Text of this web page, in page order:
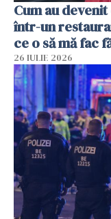
Cum au
într-un
ce o să mă fac
26 IULIE 2026